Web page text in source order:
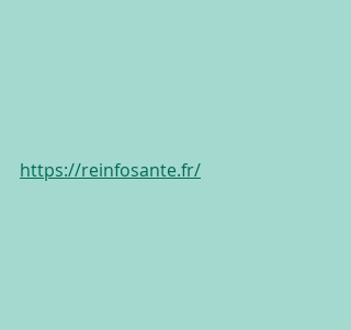
https://reinfosante.fr/